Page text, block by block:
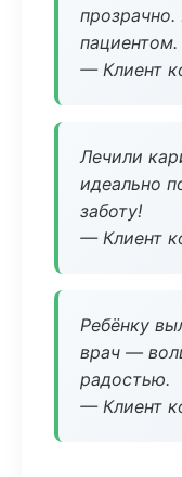
пациентом.
— Клиент
Лечили
идеально
заботу!
— Клиент
Ребёнку
врач —
радостью.
— Клиент